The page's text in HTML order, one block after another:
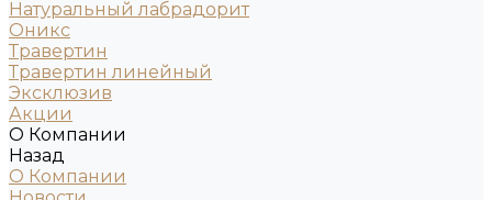
Натуральный лабрадорит
Оникс
Травертин
Травертин линейный
Эксклюзив
Акции
О Компании
Назад
О Компании